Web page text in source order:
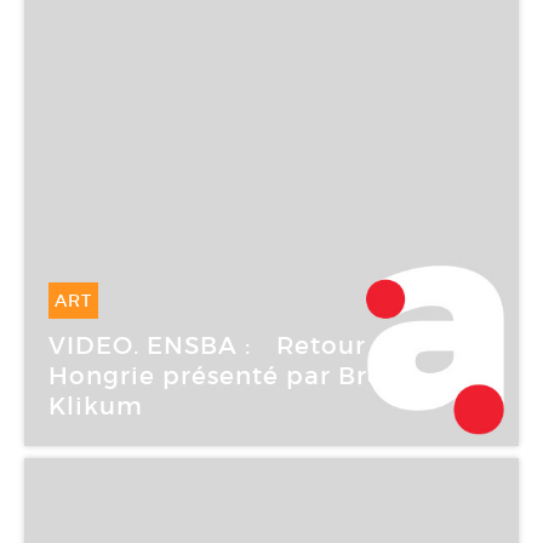
ART
15 Mai -15 Mai 2007
VIDEO. ENSBA : Retour de
Hongrie présenté par Brent
Klikum
Ecole nationale supérieure des beaux-arts de
Paris